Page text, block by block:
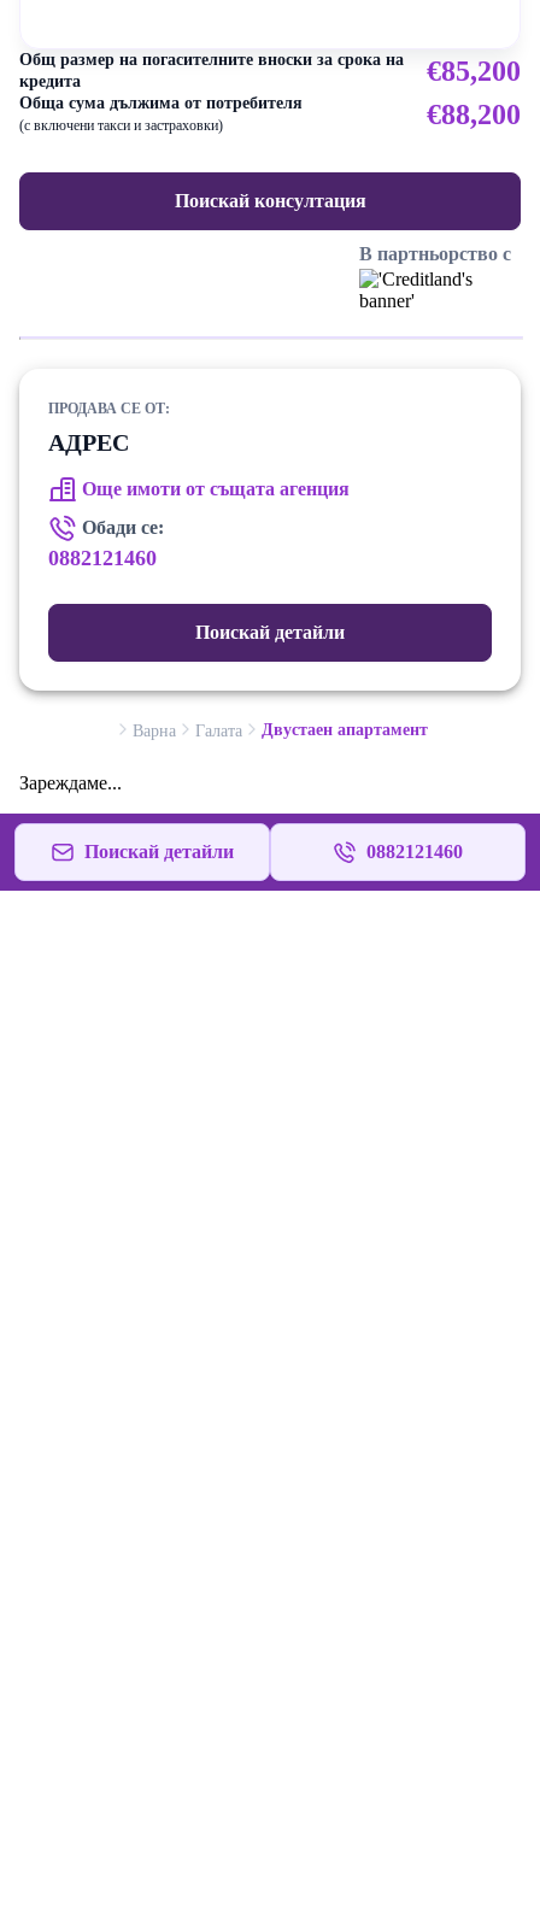
Общ размер на погасителните вноски за срока на
кредита
€85,200
Обща сума дължима от потребителя
(с включени такси и застраховки) €88,200
Поискай консултация
В партньорство с
ПРОДАВА СЕ ОТ:
АДРЕС
Още имоти от същата агенция
Обади се:
0882121460
Поискай детайли
Варна Галата Двустаен апартамент
Зареждаме...
Поискай детайли 0882121460